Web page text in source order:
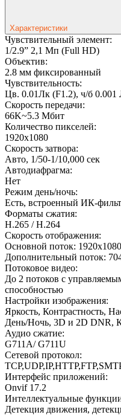
Характеристики
Чувствительный элемент:
1/2.9” 2,1 Мп (Full HD)
Объектив:
2.8 мм фиксированный
Чувствительность:
Цв. 0.01Лк (F1.2), ч/б
Скорость передачи:
66K~5.3 Мбит
Количество пикселей:
1920x1080
Скорость затвора:
Авто, 1/50-1/10,000 сек
Автодиафрагма:
Нет
Режим день/ночь:
Есть, встроенный ИК-
Форматы сжатия:
H.265 / H.264
Скорость отображения:
Основной поток:
Дополнительный поток:
Потоковое видео:
До 2 потоков с
способностью
Настройки изображения:
Яркость, Контрастность,
День/Ночь, 3D и 2D DNR,
Аудио сжатие:
G711A/ G711U
Сетевой протокол:
Интерфейс приложений:
Onvif 17.2
Интеллектуальные
Детекция движения,